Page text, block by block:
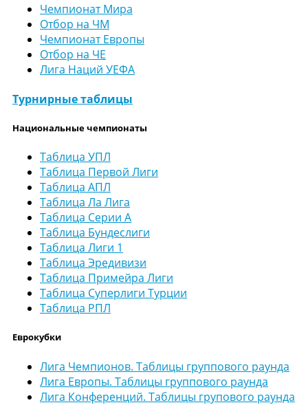
Чемпионат Мира
Отбор на ЧМ
Чемпионат Европы
Отбор на ЧЕ
Лига Наций УЕФА
Турнирные таблицы
Национальные чемпионаты
Таблица УПЛ
Таблица Первой Лиги
Таблица АПЛ
Таблица Ла Лига
Таблица Серии А
Таблица Бундеслиги
Таблица Лиги 1
Таблица Эредивизи
Таблица Примейра Лиги
Таблица Суперлиги Турции
Таблица РПЛ
Еврокубки
Лига Чемпионов. Таблицы группового раунда
Лига Европы. Таблицы группового раунда
Лига Конференций. Таблицы групового раунда